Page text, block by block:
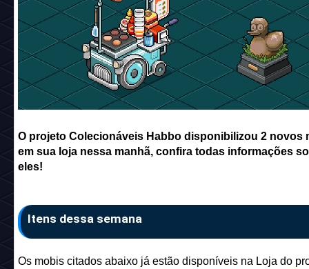
O projeto Colecionáveis Habbo disponibilizou 2 novos
em sua loja nessa manhã, confira todas informações
eles!
Itens dessa semana
Os mobis citados abaixo já estão disponíveis na Loja do